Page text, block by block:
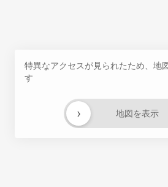
特異なアクセスが見られたため、地
す
地図を表示
›